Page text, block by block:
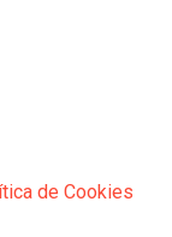
de Cookies